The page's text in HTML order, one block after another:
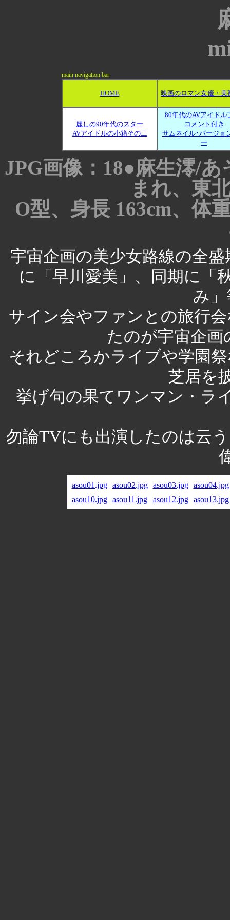
main navigation bar
HOME 映画のロマン女優・美
麗しの90年代のスター
AVアイドルの小箱その二
80年代のAVアイドル
コメント付き
サムネイル･バージョ
一
JPG画像：18●麻生澪/
まれ、東
O型、身長 163cm、体
宇宙企画の美少女路線の全
に「早川愛美」、同期に「
み
サイン会やファンとの旅行
たのが宇宙企
それどころかライブや学園
芝居を
挙げ句の果てワンマン・ラ
勿論TVにも出演したのは云
asou01.jpg asou02.jpg asou03.jpg
asou04.jpg
asou10.jpg
asou11.jpg asou12.jpg asou13.jpg